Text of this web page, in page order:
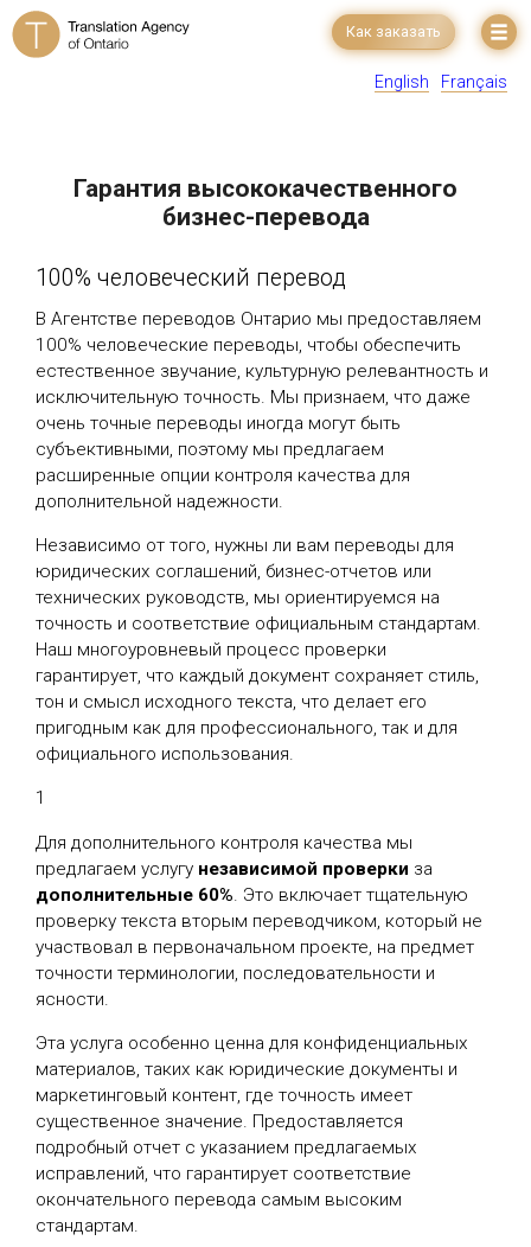
Как заказать
English Français
Гарантия высококачественного
бизнес-перевода
100% человеческий перевод
В Агентстве переводов Онтарио мы предоставляем
100% человеческие переводы, чтобы обеспечить
естественное звучание, культурную релевантность и
исключительную точность. Мы признаем, что даже
очень точные переводы иногда могут быть
субъективными, поэтому мы предлагаем
расширенные опции контроля качества для
дополнительной надежности.
Независимо от того, нужны ли вам переводы для
юридических соглашений, бизнес-отчетов или
технических руководств, мы ориентируемся на
точность и соответствие официальным стандартам.
Наш многоуровневый процесс проверки
гарантирует, что каждый документ сохраняет стиль,
тон и смысл исходного текста, что делает его
пригодным как для профессионального, так и для
официального использования.
1
Для дополнительного контроля качества мы
предлагаем услугу независимой проверки за
дополнительные 60%. Это включает тщательную
проверку текста вторым переводчиком, который не
участвовал в первоначальном проекте, на предмет
точности терминологии, последовательности и
ясности.
Эта услуга особенно ценна для конфиденциальных
материалов, таких как юридические документы и
маркетинговый контент, где точность имеет
существенное значение. Предоставляется
подробный отчет с указанием предлагаемых
исправлений, что гарантирует соответствие
окончательного перевода самым высоким
стандартам.